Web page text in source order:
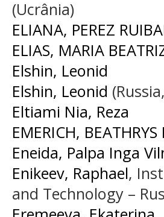
(Ucrânia)
ELIANA, PEREZ
ELIAS, MARIA
Elshin, Leonid
Elshin, Leonid
Eltiami Nia, Reza
EMERICH, BEATHRYS
Eneida, Palpa Inga
Enikeev, Raphael,
and Technology –